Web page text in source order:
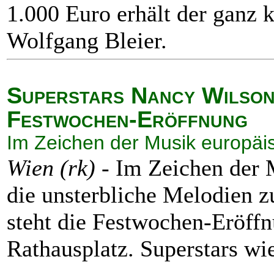
1.000 Euro erhält der ganz
Wolfgang Bleier.
Superstars Nancy
Festwochen-Eröffnung
Im Zeichen der Musik
Wien (rk) - Im Zeichen der
die unsterbliche Melodien
steht die Festwochen-
Rathausplatz. Superstars